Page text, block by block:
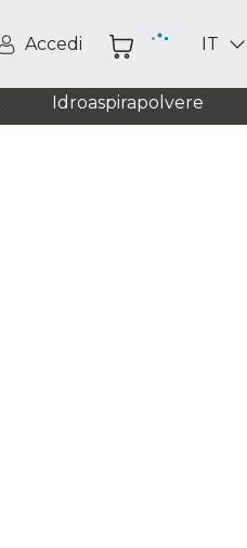
Accedi IT
Idroaspirapolvere